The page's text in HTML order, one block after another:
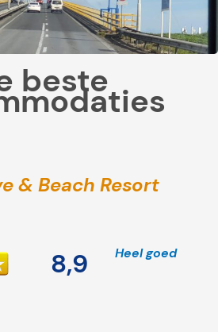
l
o
k
a
a
e
beste
& Beach Resort
8,9 Heel goed